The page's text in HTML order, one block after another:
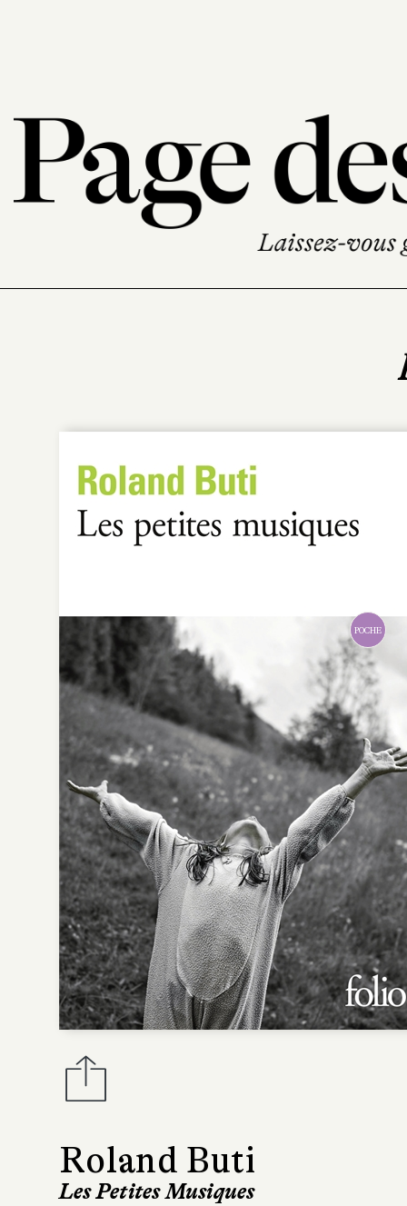
POCHE
Roland Buti
Les Petites Musiques